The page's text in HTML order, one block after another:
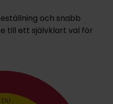
och snabb
till ett självklart val för